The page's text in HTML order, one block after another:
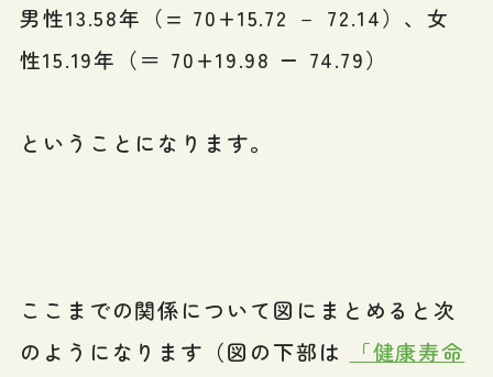
男性13.58年（= 70+15.72 － 72.14）、女
性15.19年（＝ 70+19.98 ー 74.79）
ということになります。
ここまでの関係について図にまとめると次
のようになります（図の下部は
「健康寿命